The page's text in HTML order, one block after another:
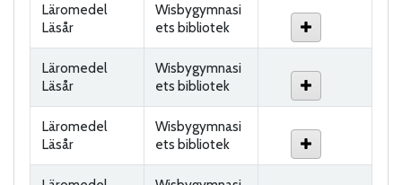
Läromedel
Läsår
Wisbygymnasi
ets bibliotek
Läromedel
Läsår
Wisbygymnasi
ets bibliotek
Läromedel
Läsår
Wisbygymnasi
ets bibliotek